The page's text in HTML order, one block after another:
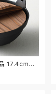
17.4cm｜